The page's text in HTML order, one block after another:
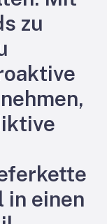
zu
in einen